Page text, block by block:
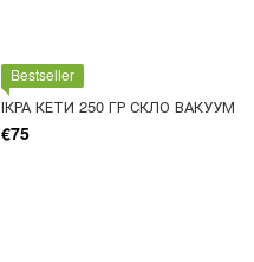
Bestseller
ІКРА КЕТИ 250 ГР СКЛО ВАКУУМ
€75